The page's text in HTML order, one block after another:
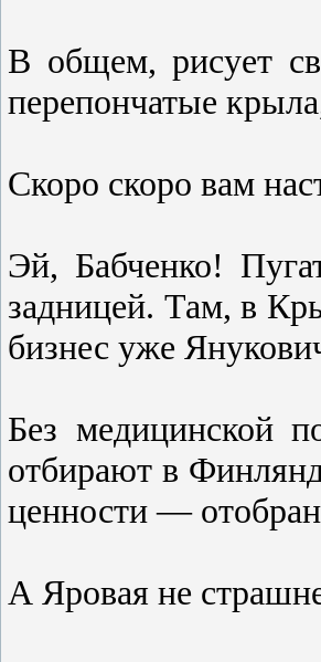
В общем, рисует
перепончатые
Скоро скоро вам
Эй, Бабченко!
задницей. Там, в
бизнес уже
Без медицинской
отбирают в
ценности —
А Яровая не